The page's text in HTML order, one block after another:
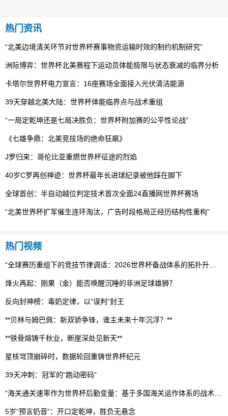
热门资讯
“北美边境清关环节对世界杯赛事物资运输时效的制约机制研究”
洲际博弈：世界杯北美赛程下运动员体能极限与状态衰减的临界分析
卡塔尔世界杯电力宣言：16座赛场全面接入光伏清洁能源
39天穿越北美大陆：世界杯体能临界点与战术重组
“一局定乾坤还是七局决胜负：世界杯附加赛的公平性论战”
《七雄争鼎：北美竞技场的绝命狂飙》
J罗归来：哥伦比亚重燃世界杯征途的烈焰
40岁C罗再创神迹：世界杯最年长进球纪录被他踩在脚下
全球首创：半自动越位判定技术首次全面24直播网世界杯赛场
“北美世界杯扩军催生连环淘汰，广告时段格局正经历结构性重构”
热门视频
烽火再起：刚果（金）能否唤醒沉睡的非洲足球雄狮？
反向封神榜：毒奶定律，以“误判”封王
**贝林与姆巴佩：新双骄争锋，谁主未来十年沉浮？**
**铁骨熔铸千秋业，断崖深处见新天**
星核穹顶崩碎时，数据轮回重铸世界杯纪元
39天冲刺：冠军的“跑动密码”
5岁“预言奶音”：开口定乾坤，胜负无悬念